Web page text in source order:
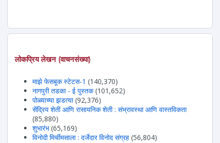
लोकप्रिय लेखन (वाचनसंख्या)
माझे फेसबूक स्टेटस-1 (140,370)
नागपुरी तडका - ई पुस्तक (101,652)
पोळ्याच्या झडत्या (92,376)
सेंद्रिय शेती आणि रासायनिक शेती : संभ्रावस्था आणि वास्तविकता
(85,880)
शुभारंभ (65,169)
विनोदी मिर्चीमसाला : दर्जेदार विनोद संग्रह (56,804)